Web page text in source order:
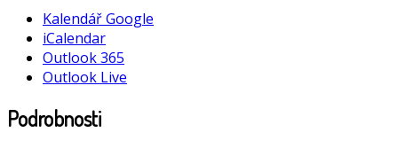
Kalendář Google
iCalendar
Outlook 365
Outlook Live
Podrobnosti